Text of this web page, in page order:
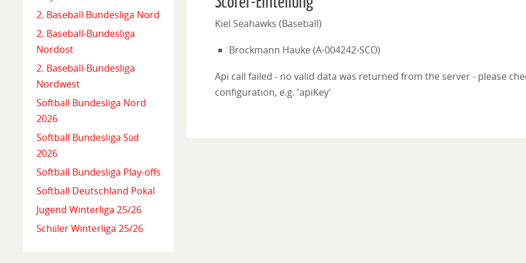
Kiel Seahawks (Baseball)
Brockmann Hauke (A-004242-SCO)
Api call failed - no valid data was returned from the server - please
configuration, e.g. 'apiKey'
2. Baseball Bundesliga Nord
2. Baseball-Bundesliga
Nordost
2. Baseball-Bundesliga
Nordwest
Softball Bundesliga Nord
2026
Softball Bundesliga Süd
2026
Softball Bundesliga Play-offs
Softball Deutschland Pokal
Jugend Winterliga 25/26
Schüler Winterliga 25/26